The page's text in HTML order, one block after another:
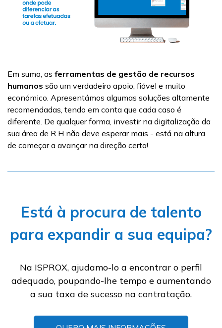
Em suma, as ferramentas de gestão de recursos
humanos são um verdadeiro apoio, fiável e muito
económico. Apresentámos algumas soluções altamente
recomendadas, tendo em conta que cada caso é
diferente. De qualquer forma, investir na digitalização da
sua área de R H não deve esperar mais - está na altura
de começar a avançar na direção certa!
Está à procura de talento
para expandir a sua equipa?
Na ISPROX, ajudamo-lo a encontrar o perfil
adequado, poupando-lhe tempo e aumentando
a sua taxa de sucesso na contratação.